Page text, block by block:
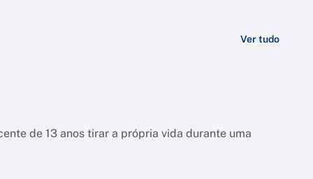
Ver tudo
de 13 anos tirar a própria vida durante uma